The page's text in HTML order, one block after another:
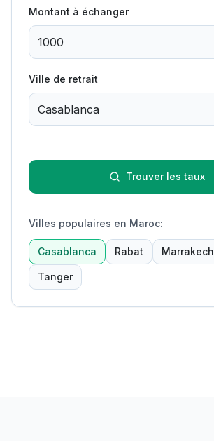
Montant à échanger
Ville de retrait
Trouver les taux
Villes populaires en Maroc:
Casablanca Rabat Marrakech
Tanger